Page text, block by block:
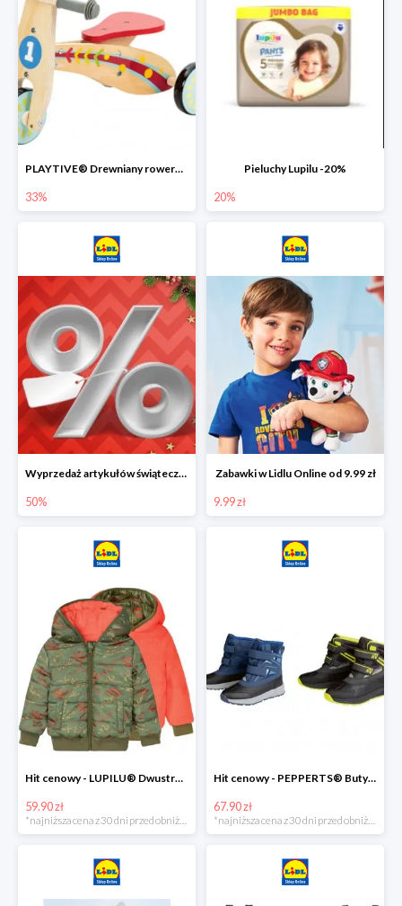
PLAYTIVE® Drewniany rowerek biegowy -33%
33%
Pieluchy Lupilu -20%
20%
Wyprzedaż artykułów świątecznych w Lidlu Online
50%
Zabawki w Lidlu Online od 9.99 zł
9.99 zł
Hit cenowy - LUPILU® Dwustronna kurtka dziecięca z polarem
59.90 zł
*najniższa cena z 30 dni przed obniżką
Hit cenowy - PEPPERTS® Buty zimowe chłopięce
67.90 zł
*najniższa cena z 30 dni przed obniżką